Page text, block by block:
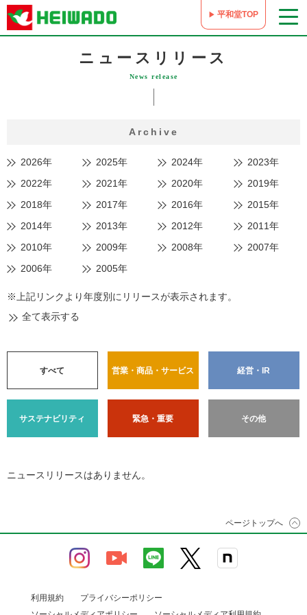
平和堂TOP
ニュースリリース
News release
Archive
2026年 2025年 2024年
2023年
2022年
2021年 2020年
2019年
2018年
2017年 2016年
2015年
2014年
2013年 2012年
2011年
2010年
2009年 2008年
2007年
2006年
2005年
※上記リンクより年度別にリリースが表示されます。
全て表示する
すべて 営業・商品・サービス 経営・IR
サステナビリティ 緊急・重要 その他
ニュースリリースはありません。
ページトップへ
利用規約
プライバシーポリシー